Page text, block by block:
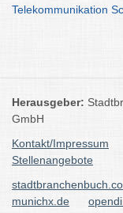
Telekommunikation
Herausgeber:
GmbH
Kontakt/Impressum
Stellenangebote
munichx.de